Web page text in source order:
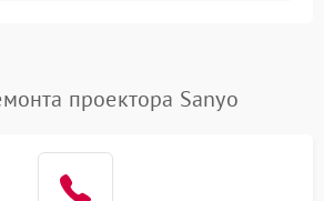
или
4000 ₽ Подробнее →
проектора Sanyo